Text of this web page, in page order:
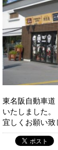
東名阪自動車
いたしました。
宜しくお願い致